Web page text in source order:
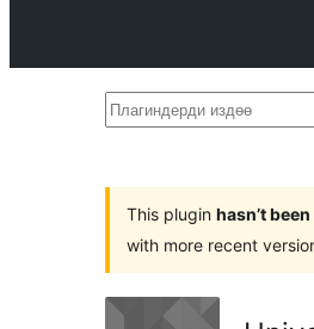
Плагиндерди
This plugin hasn’t
with more recent